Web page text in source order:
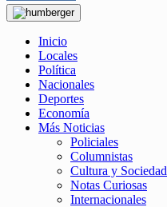
Inicio
Locales
Política
Nacionales
Deportes
Economía
Más Noticias
Policiales
Columnistas
Cultura y Sociedad
Notas Curiosas
Internacionales